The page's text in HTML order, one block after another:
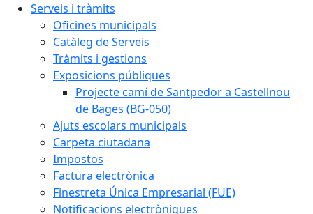
Serveis i tràmits
Oficines municipals
Catàleg de Serveis
Tràmits i gestions
Exposicions públiques
Projecte camí de Santpedor a Castellnou
de Bages (BG-050)
Ajuts escolars municipals
Carpeta ciutadana
Impostos
Factura electrònica
Finestreta Única Empresarial (FUE)
Notificacions electròniques